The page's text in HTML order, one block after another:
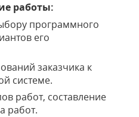
работы:
программного
его
заказчика к
системе.
работ, составление
работ.